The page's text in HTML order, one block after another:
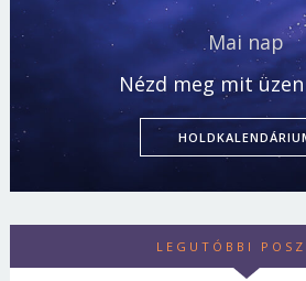
Mai nap
Nézd meg mit
LEGUTÓBBI